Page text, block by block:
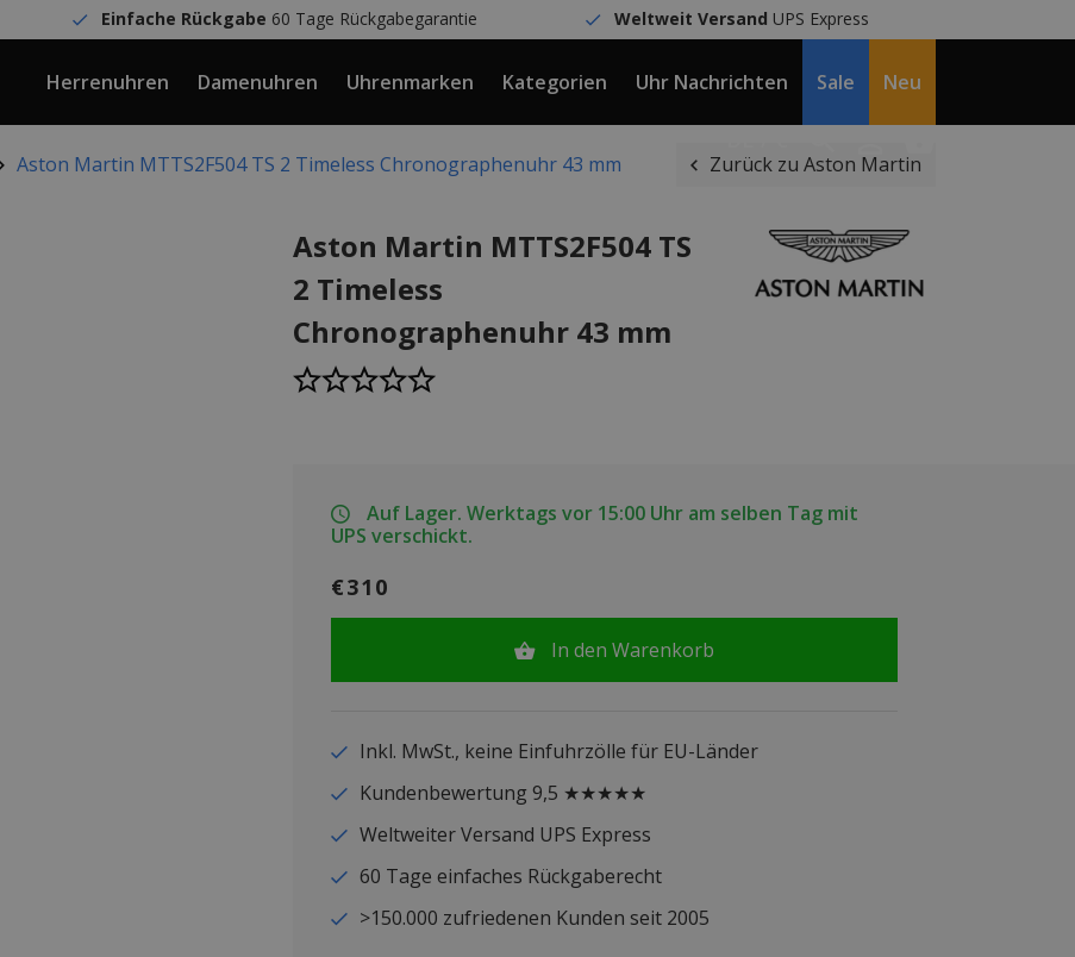
Einfache Rückgabe 60 Tage Rückgabegarantie Weltweit Versand UPS Express
Herrenuhren Damenuhren Uhrenmarken Kategorien Uhr Nachrichten Sale Neu
Aston Martin MTTS2F504 TS 2 Timeless Chronographenuhr 43 mm Zurück zu Aston Martin
Aston Martin MTTS2F504 TS
2 Timeless
Chronographenuhr 43 mm
Auf Lager. Werktags vor 15:00 Uhr am selben Tag mit
UPS verschickt.
€310
In den Warenkorb
Inkl. MwSt., keine Einfuhrzölle für EU-Länder
Kundenbewertung 9,5 ★★★★★
Weltweiter Versand UPS Express
60 Tage einfaches Rückgaberecht
>150.000 zufriedenen Kunden seit 2005